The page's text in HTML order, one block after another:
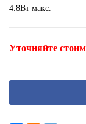
4.8Вт макс.
Уточняйте